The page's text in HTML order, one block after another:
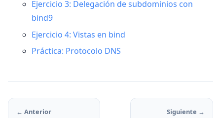
Ejercicio 3: Delegación de subdominios con
bind9
Ejercicio 4: Vistas en bind
Práctica: Protocolo DNS
← Anterior Siguiente →